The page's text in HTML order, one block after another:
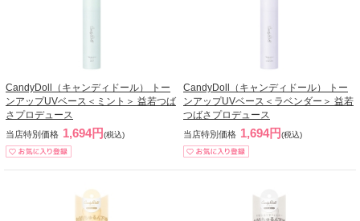
CandyDoll（キャンディドール） トー
ンアップUVベース＜ミント＞ 益若つば
さプロデュース
当店特別価格 1,694円(税込)
CandyDoll（キャンディドール） トー
ンアップUVベース＜ラベンダー＞ 益若
つばさプロデュース
当店特別価格 1,694円(税込)